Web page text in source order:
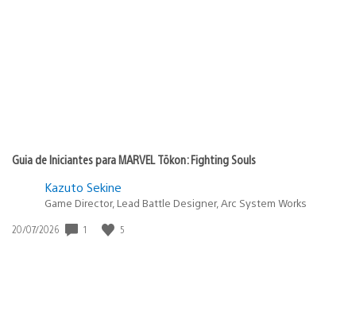
Guia de Iniciantes para MARVEL Tōkon: Fighting Souls
Kazuto Sekine
Game Director, Lead Battle Designer, Arc System Works
Data
20/07/2026 1 5